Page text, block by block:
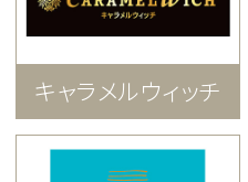
キャラメルウィッチ